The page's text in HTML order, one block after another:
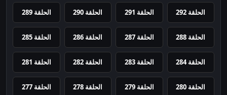
الحلقة 292 الحلقة 291 الحلقة 290 الحلقة 289
الحلقة 288 الحلقة 287 الحلقة 286 الحلقة 285
الحلقة 284 الحلقة 283 الحلقة 282 الحلقة 281
الحلقة 280 الحلقة 279 الحلقة 278 الحلقة 277